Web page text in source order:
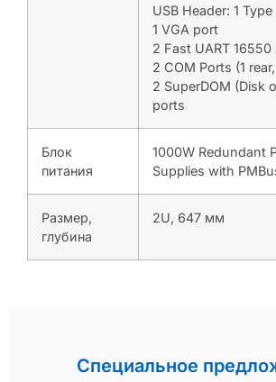
USB Header: 1 Type
1 VGA port
2 Fast UART 16550
2 COM Ports (1
2 SuperDOM (Disk
ports
Блок
питания
1000W Redundant
Supplies with
Размер,
глубина
2U, 647 мм
Специальное